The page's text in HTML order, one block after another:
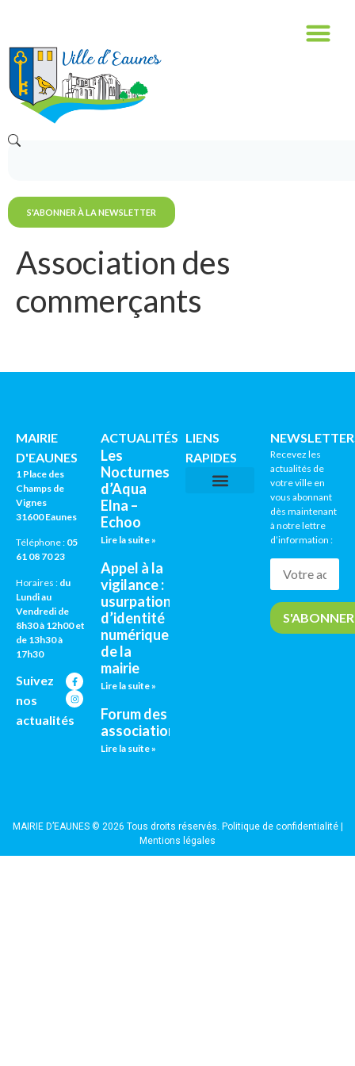
S'ABONNER À LA NEWSLETTER
Association des
commerçants
MAIRIE
D'EAUNES
1 Place des
Champs de
Vignes
31600 Eaunes
Téléphone : 05
61 08 70 23
Horaires : du
Lundi au
Vendredi de
8h30 à 12h00 et
de 13h30 à
17h30
Suivez
nos
actualités
ACTUALITÉS
Les
Nocturnes
d’Aqua
Elna –
Echoo
Lire la suite »
Appel à la
vigilance :
usurpation
d’identité
numérique
de la
mairie
Lire la suite »
Forum des
associations
Lire la suite »
LIENS
RAPIDES
Recevez les
actualités de
votre ville en
vous abonnant
dès maintenant
à notre lettre
d’information :
MAIRIE D’EAUNES © 2026 Tous droits réservés. Politique de confidentialité|
Mentions légales